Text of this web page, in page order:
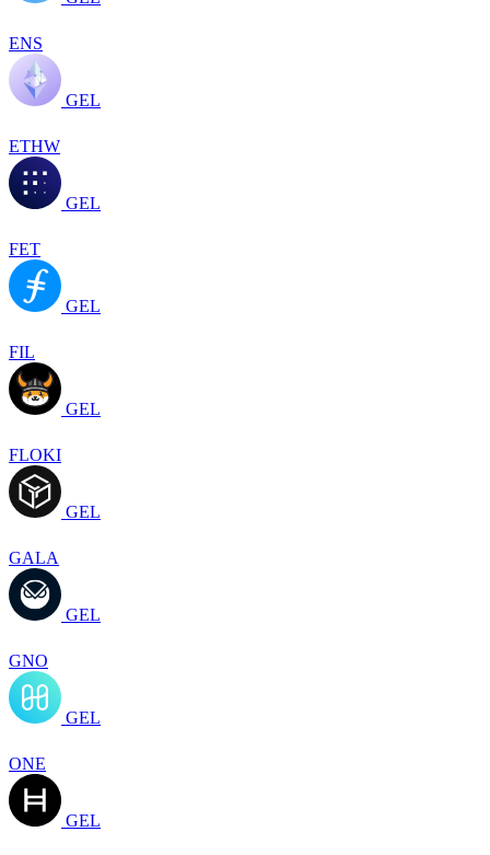
ENS
GEL
ETHW
GEL
FET
GEL
FIL
GEL
FLOKI
GEL
GALA
GEL
GNO
GEL
ONE
GEL